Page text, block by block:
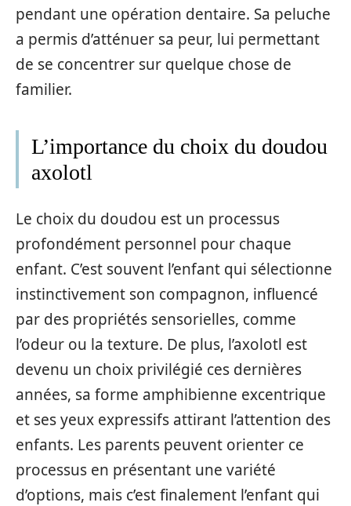
pendant une opération dentaire. Sa peluche
a permis d’atténuer sa peur, lui permettant
de se concentrer sur quelque chose de
familier.
L’importance du choix du doudou
axolotl
Le choix du doudou est un processus
profondément personnel pour chaque
enfant. C’est souvent l’enfant qui sélectionne
instinctivement son compagnon, influencé
par des propriétés sensorielles, comme
l’odeur ou la texture. De plus, l’axolotl est
devenu un choix privilégié ces dernières
années, sa forme amphibienne excentrique
et ses yeux expressifs attirant l’attention des
enfants. Les parents peuvent orienter ce
processus en présentant une variété
d’options, mais c’est finalement l’enfant qui